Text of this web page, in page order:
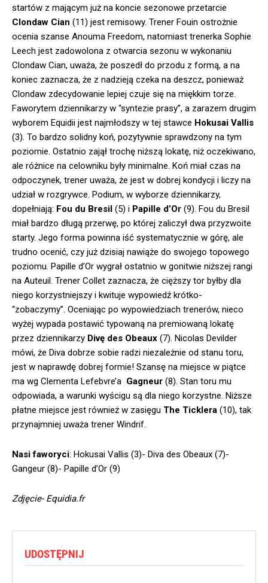
startów z mającym już na koncie sezonowe przetarcie
Clondaw Cian (11) jest remisowy. Trener Fouin ostrożnie
ocenia szanse Anouma Freedom, natomiast trenerka Sophie
Leech jest zadowolona z otwarcia sezonu w wykonaniu
Clondaw Cian, uważa, że poszedł do przodu z formą, a na
koniec zaznacza, że z nadzieją czeka na deszcz, ponieważ
Clondaw zdecydowanie lepiej czuje się na miękkim torze.
Faworytem dziennikarzy w “syntezie prasy”, a zarazem drugim
wyborem Equidii jest najmłodszy w tej stawce Hokusai Vallis
(3). To bardzo solidny koń, pozytywnie sprawdzony na tym
poziomie. Ostatnio zajął trochę niższą lokatę, niż oczekiwano,
ale różnice na celowniku były minimalne. Koń miał czas na
odpoczynek, trener uważa, że jest w dobrej kondycji i liczy na
udział w rozgrywce. Podium, w wyborze dziennikarzy,
dopełniają: Fou du Bresil (5) i Papille d’Or (9). Fou du Bresil
miał bardzo długą przerwę, po której zaliczył dwa przyzwoite
starty. Jego forma powinna iść systematycznie w górę, ale
trudno ocenić, czy już dzisiaj nawiąże do swojego topowego
poziomu. Papille d’Or wygrał ostatnio w gonitwie niższej rangi
na Auteuil. Trener Collet zaznacza, że cięższy tor byłby dla
niego korzystniejszy i kwituje wypowiedź krótko-
“zobaczymy”. Oceniając po wypowiedziach trenerów, nieco
wyżej wypada postawić typowaną na premiowaną lokatę
przez dziennikarzy Divę des Obeaux (7). Nicolas Devilder
mówi, że Diva dobrze sobie radzi niezależnie od stanu toru,
jest w naprawdę dobrej formie! Szansę na miejsce w piątce
ma wg Clementa Lefebvre’a Gagneur (8). Stan toru mu
odpowiada, a warunki wyścigu są dla niego korzystne. Niższe
płatne miejsce jest również w zasięgu The Ticklera (10), tak
przynajmniej uważa trener Windrif.
Nasi faworyci: Hokusai Vallis (3)- Diva des Obeaux (7)-
Gangeur (8)- Papille d’Or (9)
Zdjęcie- Equidia.fr
UDOSTĘPNIJ